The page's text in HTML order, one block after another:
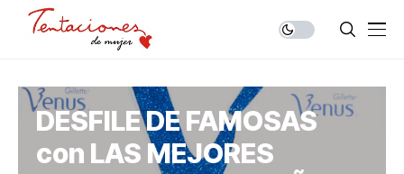
DESFILE DE FAMOSAS
con LAS MEJORES